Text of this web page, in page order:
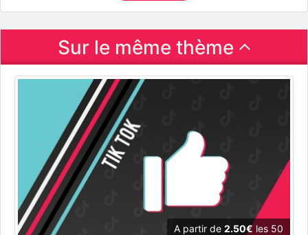
Sur le même thème
A partir de 2.50€ les 50